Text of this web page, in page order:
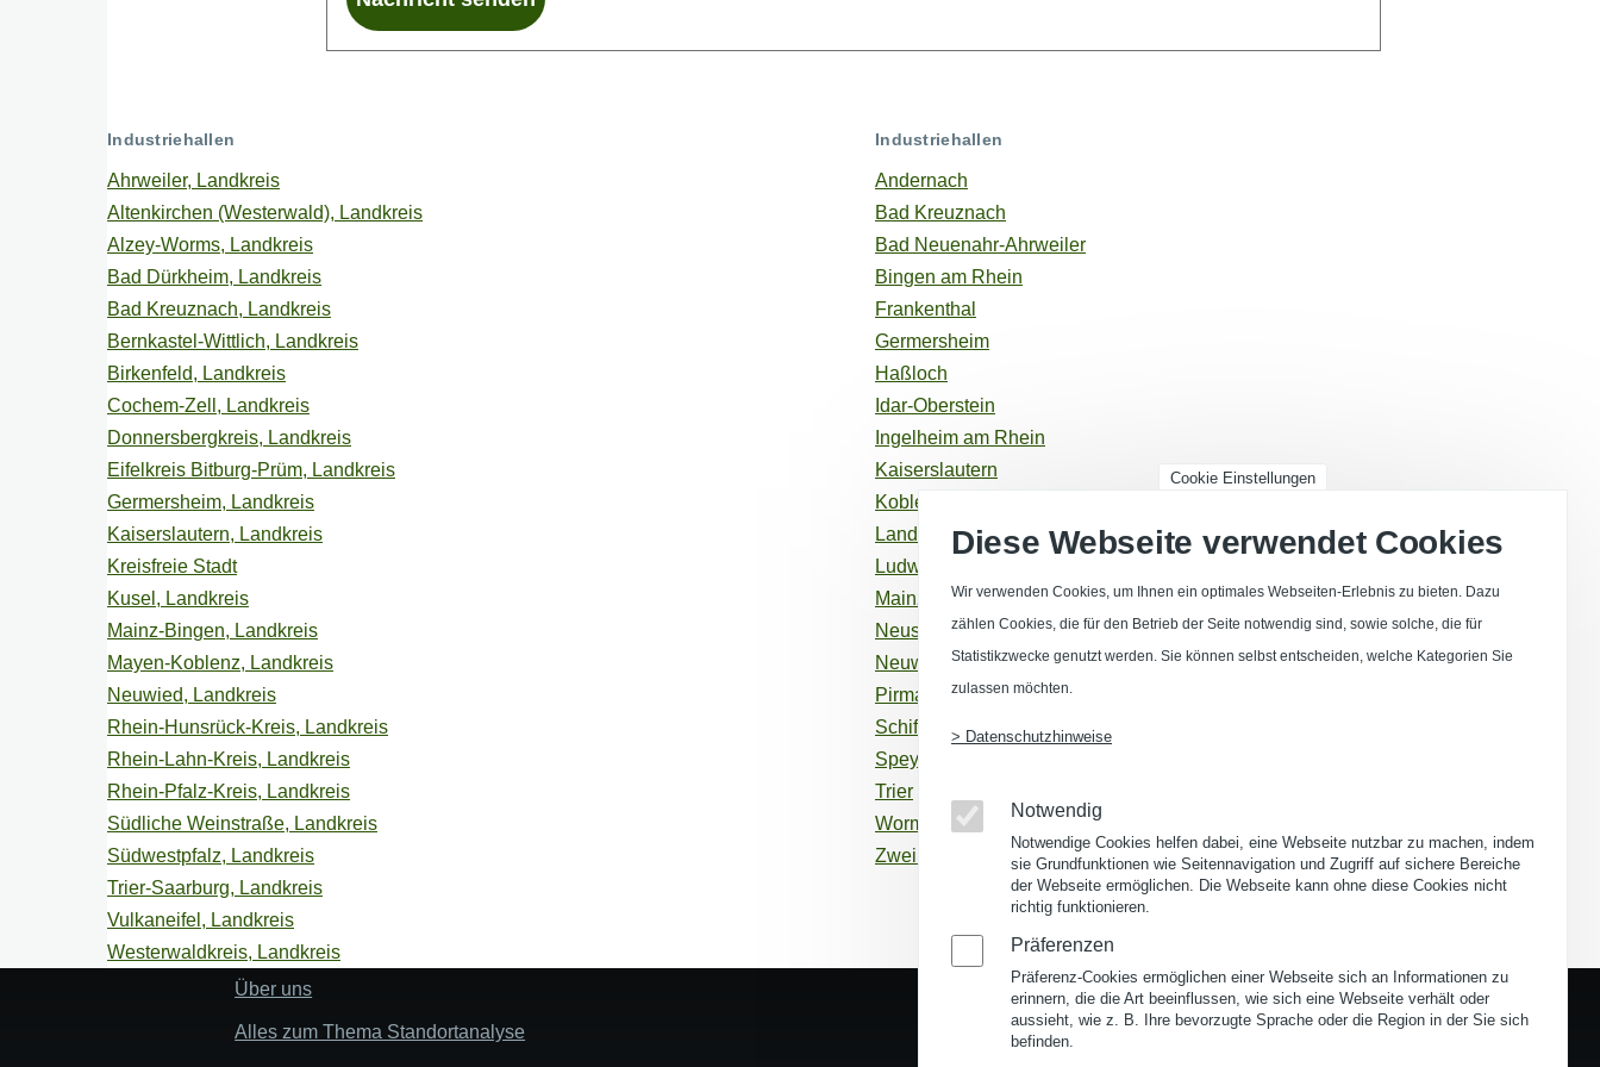
Industriehallen
Ahrweiler, Landkreis
Altenkirchen (Westerwald), Landkreis
Alzey-Worms, Landkreis
Bad Dürkheim, Landkreis
Bad Kreuznach, Landkreis
Bernkastel-Wittlich, Landkreis
Birkenfeld, Landkreis
Cochem-Zell, Landkreis
Donnersbergkreis, Landkreis
Eifelkreis Bitburg-Prüm, Landkreis
Germersheim, Landkreis
Kaiserslautern, Landkreis
Kreisfreie Stadt
Kusel, Landkreis
Mainz-Bingen, Landkreis
Mayen-Koblenz, Landkreis
Neuwied, Landkreis
Rhein-Hunsrück-Kreis, Landkreis
Rhein-Lahn-Kreis, Landkreis
Rhein-Pfalz-Kreis, Landkreis
Südliche Weinstraße, Landkreis
Südwestpfalz, Landkreis
Trier-Saarburg, Landkreis
Vulkaneifel, Landkreis
Westerwaldkreis, Landkreis
Industriehallen
Andernach
Bad Kreuznach
Bad Neuenahr-Ahrweiler
Bingen am Rhein
Frankenthal
Germersheim
Haßloch
Idar-Oberstein
Ingelheim am Rhein
Kaiserslautern
Koblenz
Landau in der Pfalz
Ludwigshafen am Rhein
Mainz
Neustadt an der Weinstraße
Neuwied
Pirmasens
Schifferstadt
Speyer
Trier
Worms
Zweibrücken
Fußzeile
Links
Über uns
Alles zum Thema Standortanalyse
Cookie Einstellungen
Diese Webseite verwendet Cookies
Wir verwenden Cookies, um Ihnen ein optimales Webseiten-Erlebnis zu bieten. Dazu
zählen Cookies, die für den Betrieb der Seite notwendig sind, sowie solche, die für
Statistikzwecke genutzt werden. Sie können selbst entscheiden, welche Kategorien Sie
zulassen möchten.
> Datenschutzhinweise
Notwendig
Notwendige Cookies helfen dabei, eine Webseite nutzbar zu machen, indem
sie Grundfunktionen wie Seitennavigation und Zugriff auf sichere Bereiche
der Webseite ermöglichen. Die Webseite kann ohne diese Cookies nicht
richtig funktionieren.
Präferenzen
Präferenz-Cookies ermöglichen einer Webseite sich an Informationen zu
erinnern, die die Art beeinflussen, wie sich eine Webseite verhält oder
aussieht, wie z. B. Ihre bevorzugte Sprache oder die Region in der Sie sich
befinden.